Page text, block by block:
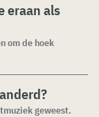
eraan als
om de hoek
geweest.